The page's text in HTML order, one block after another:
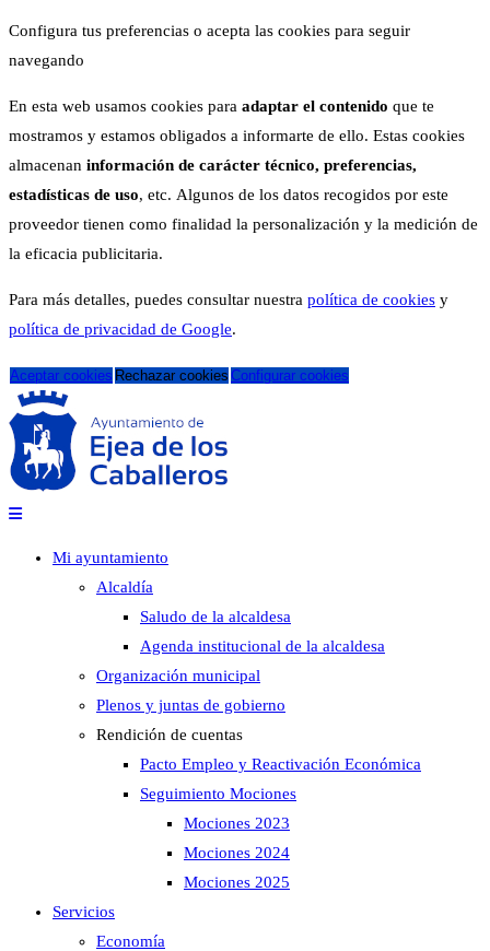
Configura tus preferencias o acepta las cookies para seguir
navegando
En esta web usamos cookies para adaptar el contenido que te
mostramos y estamos obligados a informarte de ello. Estas cookies
almacenan información de carácter técnico, preferencias,
estadísticas de uso, etc. Algunos de los datos recogidos por este
proveedor tienen como finalidad la personalización y la medición de
la eficacia publicitaria.
Para más detalles, puedes consultar nuestra política de cookies y
política de privacidad de Google.
Aceptar cookies Rechazar cookies Configurar cookies
Mi ayuntamiento
Alcaldía
Saludo de la alcaldesa
Agenda institucional de la alcaldesa
Organización municipal
Plenos y juntas de gobierno
Rendición de cuentas
Pacto Empleo y Reactivación Económica
Seguimiento Mociones
Mociones 2023
Mociones 2024
Mociones 2025
Servicios
Economía